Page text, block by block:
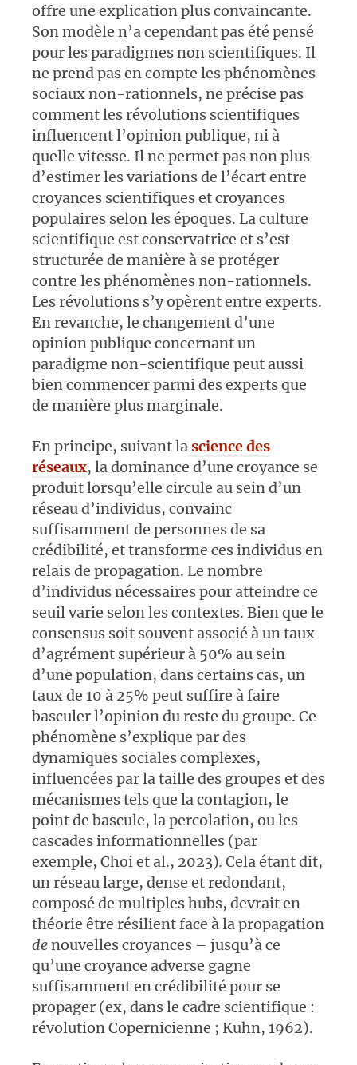
offre une explication plus convaincante.
Son modèle n’a cependant pas été pensé
pour les paradigmes non scientifiques. Il
ne prend pas en compte les phénomènes
sociaux non-rationnels, ne précise pas
comment les révolutions scientifiques
influencent l’opinion publique, ni à
quelle vitesse. Il ne permet pas non plus
d’estimer les variations de l’écart entre
croyances scientifiques et croyances
populaires selon les époques. La culture
scientifique est conservatrice et s’est
structurée de manière à se protéger
contre les phénomènes non-rationnels.
Les révolutions s’y opèrent entre experts.
En revanche, le changement d’une
opinion publique concernant un
paradigme non-scientifique peut aussi
bien commencer parmi des experts que
de manière plus marginale.
En principe, suivant la science des
réseaux, la dominance d’une croyance se
produit lorsqu’elle circule au sein d’un
réseau d’individus, convainc
suffisamment de personnes de sa
crédibilité, et transforme ces individus en
relais de propagation. Le nombre
d’individus nécessaires pour atteindre ce
seuil varie selon les contextes. Bien que le
consensus soit souvent associé à un taux
d’agrément supérieur à 50% au sein
d’une population, dans certains cas, un
taux de 10 à 25% peut suffire à faire
basculer l’opinion du reste du groupe. Ce
phénomène s’explique par des
dynamiques sociales complexes,
influencées par la taille des groupes et des
mécanismes tels que la contagion, le
point de bascule, la percolation, ou les
cascades informationnelles (par
exemple, Choi et al., 2023). Cela étant dit,
un réseau large, dense et redondant,
composé de multiples hubs, devrait en
théorie être résilient face à la propagation
denouvelles croyances – jusqu’à ce
qu’une croyance adverse gagne
suffisamment en crédibilité pour se
propager (ex, dans le cadre scientifique :
révolution Copernicienne ; Kuhn, 1962).